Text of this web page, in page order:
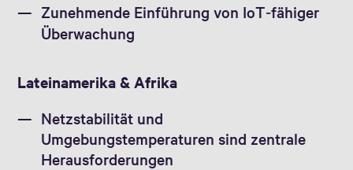
Zunehmende Einführung von IoT‑fähiger
Überwachung
Lateinamerika & Afrika
Netzstabilität und
Umgebungstemperaturen sind zentrale
Herausforderungen